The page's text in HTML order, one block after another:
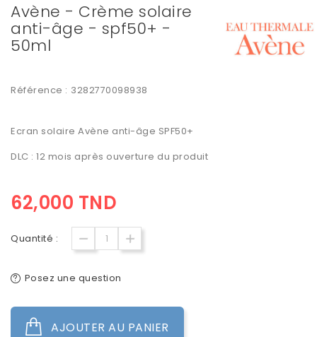
Avène - Crème solaire
anti-âge - spf50+ -
50ml
Référence : 3282770098938
Ecran solaire Avène anti-âge SPF50+
DLC : 12 mois après ouverture du produit
62,000 TND
Quantité :
Posez une question
AJOUTER AU PANIER